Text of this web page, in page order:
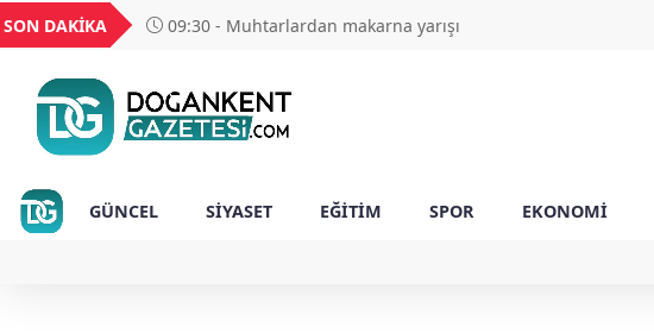
SON DAKİKA 09:30 - Siyasetçilere taş çıkartan Vali
GEL
18,2677
16,3788
27,9743
GÜNCEL SİYASET EĞİTİM SPOR EKONOMİ